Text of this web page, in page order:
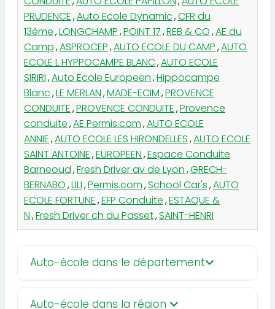
PRUDENCE,Auto Ecole Dynamic,CFR du
13ème,LONGCHAMP,POINT 17,REB & CO,AE du
Camp,ASPROCEP,AUTO ECOLE DU CAMP,AUTO
ECOLE L HYPPOCAMPE BLANC,AUTO ECOLE
SIRIRI,Auto Ecole Europeen,Hippocampe
Blanc,LE MERLAN,MADE-ECIM,PROVENCE
CONDUITE,PROVENCE CONDUITE,Provence
conduite,AE Permis.com,AUTO ECOLE
ANNIE,AUTO ECOLE LES HIRONDELLES,AUTO ECOLE
SAINT ANTOINE,EUROPEEN,Espace Conduite
Barneoud,Fresh Driver av de Lyon,GRECH-
BERNABO,LILI,Permis.com,School Car's,AUTO
ECOLE FORTUNE,EFP Conduite,ESTAQUE &
N,Fresh Driver ch du Passet,SAINT-HENRI
Auto-école dans le département
Auto-école dans la région